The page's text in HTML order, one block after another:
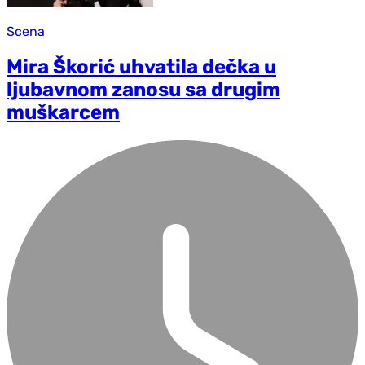
Scena
Mira Škorić uhvatila dečka u
ljubavnom zanosu sa drugim
muškarcem